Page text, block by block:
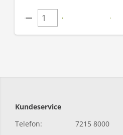
Kundeservice
Telefon:
7215 8000